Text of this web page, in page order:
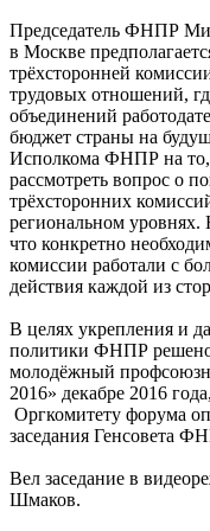
Председатель ФНПР
в Москве
трёхсторонней
трудовых отношений,
объединений
бюджет страны на
Исполкома ФНПР на то,
рассмотреть вопрос о
трёхсторонних
региональном
что конкретно
комиссии работали с
действия каждой из
В целях укрепления и
политики ФНПР
молодёжный
2016» декабре 2016
Оргкомитету форума
заседания Генсовета
Вел заседание в
Шмаков.